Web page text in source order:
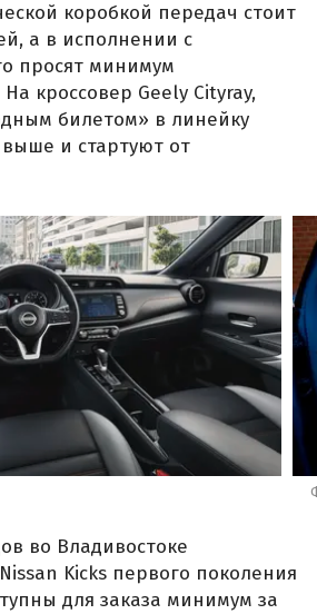
коробкой передач стоит
а в исполнении с
просят минимум
кроссовер Geely Cityray,
билетом» в линейку
и стартуют от
во Владивостоке
Kicks первого поколения
для заказа минимум за